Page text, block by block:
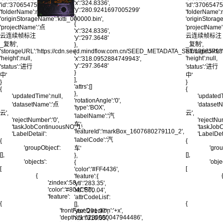
'id':'370654757725941765',
'folderName':null,
'originStorageName':'kitti_000000.bin',
'projectName':'点
云连续帧标注
_复制',
'storageURL':'https://cdn.seed.mindflow.com.cn/SEED_METADATA_SET/
'height':null,
'status':'进行
中'
}
{
'updatedTime':null,
'datasetName':'点
云',
'rejectNumber':'0',
'taskJobContinuousNO':'1',
'LabelDetail':
{
'groupObject':
[],
'objects':
[
{
'zindex':58,
'color':'#804CF7',
'feature':
{
'frontFaceDirection':'+x',
'depth':'1.6230000047944486',
'x':'324.8336',
'y':'280.9241697005299'
},
{
'x':'324.8336',
'y':'297.3648'
},
{
'x':'318.0952884749943',
'y':'297.3648'
}
],
'attrs':[]
},
'rotationAngle':'0',
'type':'BOX',
'labelName':'汽
车',
'featureId':'markBox_1607680279110_2',
'labelCode':'汽
车'
},
{
'color':'#FF4436',
'feature':{
'ytl':'283.35',
'xtl':'300.04',
'attrCodeList':
[],
'ybr':'291.97',
'xbr':'310.55',
云连续帧标注
_复制',
'height':null,
'status':'进行
中'
}
{
云',
{
[],
[
{